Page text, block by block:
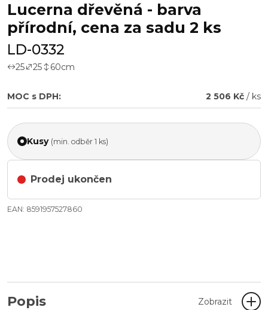
Lucerna dřevěná - barva
přírodní, cena za sadu 2 ks
LD-0332
25 25 60cm
MOC s DPH: 2 506 Kč / ks
Kusy (min. odběr 1 ks)
Prodej ukončen
EAN: 8591957527860
Popis Zobrazit